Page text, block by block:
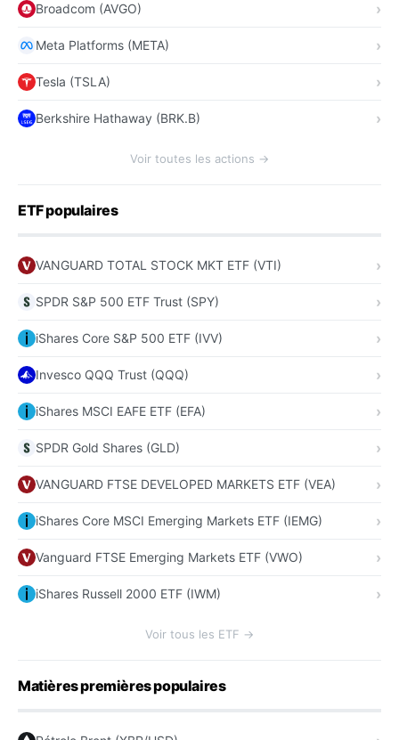
Broadcom (AVGO)
Meta Platforms (META)
Tesla (TSLA)
Berkshire Hathaway (BRK.B)
Voir toutes les actions →
ETF populaires
VANGUARD TOTAL STOCK MKT ETF (VTI)
SPDR S&P 500 ETF Trust (SPY)
iShares Core S&P 500 ETF (IVV)
Invesco QQQ Trust (QQQ)
iShares MSCI EAFE ETF (EFA)
SPDR Gold Shares (GLD)
VANGUARD FTSE DEVELOPED MARKETS ETF (VEA)
iShares Core MSCI Emerging Markets ETF (IEMG)
Vanguard FTSE Emerging Markets ETF (VWO)
iShares Russell 2000 ETF (IWM)
Voir tous les ETF →
Matières premières populaires